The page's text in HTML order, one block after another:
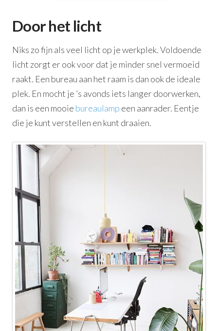
Door het licht
Niks zo fijn als veel licht op je werkplek. Voldoende
licht zorgt er ook voor dat je minder snel vermoeid
raakt. Een bureau aan het raam is dan ook de ideale
plek. En mocht je ’s avonds iets langer doorwerken,
dan is een mooie bureaulamp een aanrader. Eentje
die je kunt verstellen en kunt draaien.